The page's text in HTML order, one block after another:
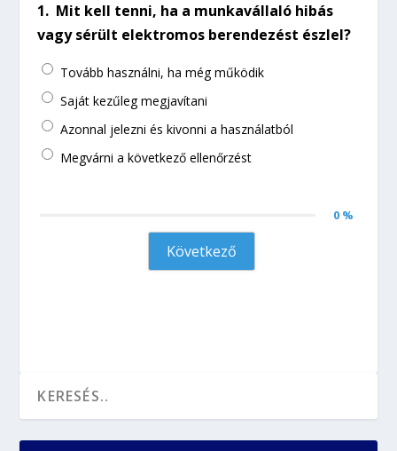
1. Mit kell tenni, ha a munkavállaló hibás
vagy sérült elektromos berendezést észlel?
Tovább használni, ha még működik
Saját kezűleg megjavítani
Azonnal jelezni és kivonni a használatból
Megvárni a következő ellenőrzést
0 %
Következő